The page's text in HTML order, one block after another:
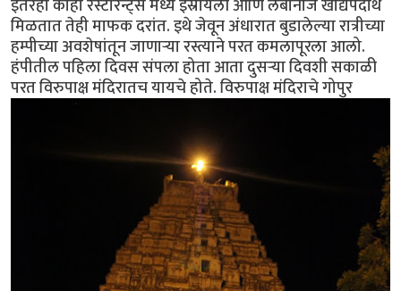
मिळतात तेही माफक दरांत. इथे जेवून अंधारात बुडालेल्या रात्रीच्या
हम्पीच्या अवशेषांतून जाणार्‍या रस्त्याने परत कमलापूरला आलो.
हंपीतील पहिला दिवस संपला होता आता दुसर्‍या दिवशी सकाळी
परत विरुपाक्ष मंदिरातच यायचे होते. विरुपाक्ष मंदिराचे गोपुर